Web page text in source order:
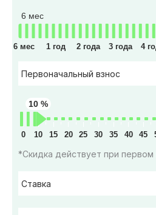
6 мес
6 мес 1 год 2 года 3 года 4
Первоначальный взнос
10 %
0 10 15 20 25 30 35 40 45
*Скидка действует при первом
Ставка